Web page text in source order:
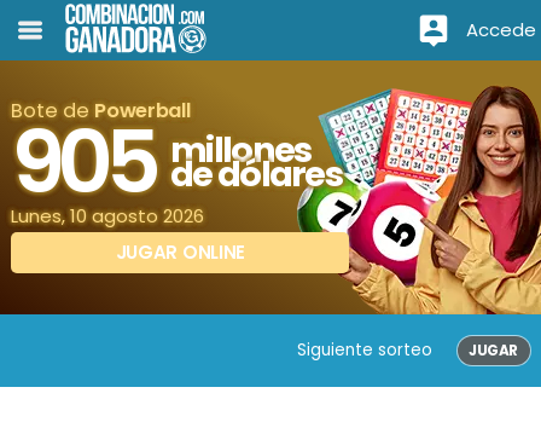
Accede
Bote de Powerball
905 millones
de dólares
Lunes, 10 agosto 2026
JUGAR ONLINE
Siguiente sorteo JUGAR